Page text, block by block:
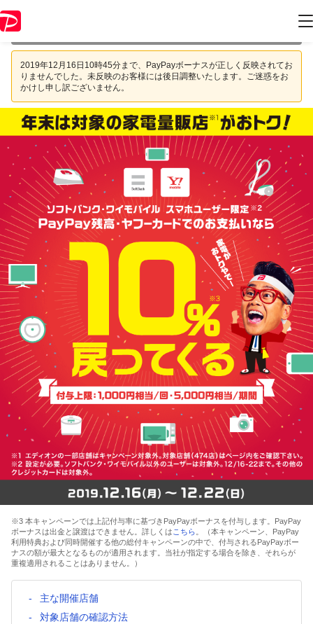
の情報はキャンペーン終了時点のものになります。
2019年12月16日10時45分まで、PayPayボーナスが正しく反映されてお
りませんでした。未反映のお客様には後日調整いたします。ご迷惑をお
かけし申し訳ございません。
※3 本キャンペーンでは上記付与率に基づきPayPayボーナスを付与します。PayPay
ボーナスは出金と譲渡はできません。詳しくは こちら 。（本キャンペーン、PayPay
利用特典および同時開催する他の総付キャンペーンの中で、付与されるPayPayボー
ナスの額が最大となるものが適用されます。当社が指定する場合を除き、それらが
重複適用されることはありません。）
主な開催店舗
対象店舗の確認方法